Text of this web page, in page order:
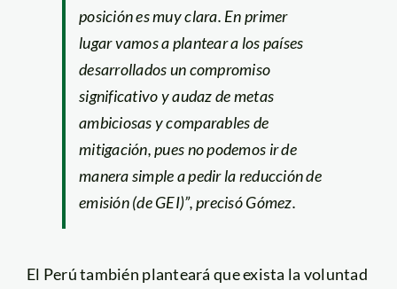
posición es muy clara. En primer
lugar vamos a plantear a los países
desarrollados un compromiso
significativo y audaz de metas
ambiciosas y comparables de
mitigación, pues no podemos ir de
manera simple a pedir la reducción de
emisión (de GEI)”, precisó Gómez.
El Perú también planteará que exista la voluntad